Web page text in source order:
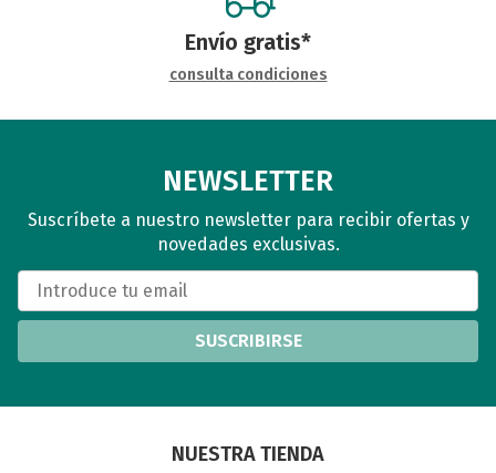
Envío gratis*
consulta condiciones
NEWSLETTER
Suscríbete a nuestro newsletter para recibir ofertas y
novedades exclusivas.
SUSCRIBIRSE
NUESTRA TIENDA